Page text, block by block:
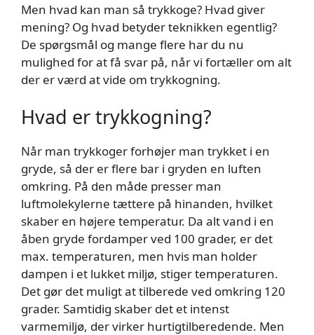
Men hvad kan man så trykkoge? Hvad giver
mening? Og hvad betyder teknikken egentlig?
De spørgsmål og mange flere har du nu
mulighed for at få svar på, når vi fortæller om alt
der er værd at vide om trykkogning.
Hvad er trykkogning?
Når man trykkoger forhøjer man trykket i en
gryde, så der er flere bar i gryden en luften
omkring. På den måde presser man
luftmolekylerne tættere på hinanden, hvilket
skaber en højere temperatur. Da alt vand i en
åben gryde fordamper ved 100 grader, er det
max. temperaturen, men hvis man holder
dampen i et lukket miljø, stiger temperaturen.
Det gør det muligt at tilberede ved omkring 120
grader. Samtidig skaber det et intenst
varmemiljø, der virker hurtigtilberedende. Men